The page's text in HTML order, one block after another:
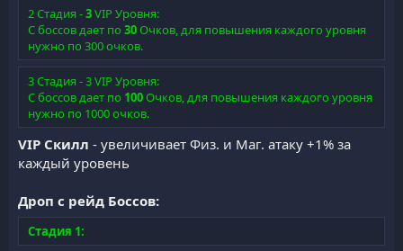
2 Стадия -3VIP Уровня:
С боссов дает по 30Очков, для повышения каждого уровня
нужно по 300 очков.
3 Стадия - 3 VIP Уровня:
С боссов дает по 100Очков, для повышения каждого уровня
нужно по 1000 очков.
VIP Скилл - увеличивает Физ. и Маг. атаку +1% за
каждый уровень
Дроп с рейд Боссов:
Стадия 1: